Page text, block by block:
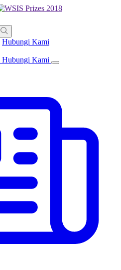
Hubungi Kami
Hubungi Kami